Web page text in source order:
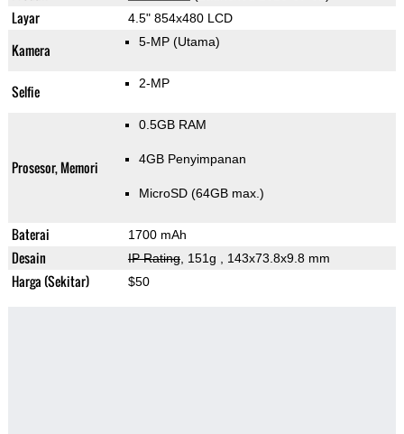
Layar 4.5" 854x480 LCD
Kamera 5-MP (Utama)
Selfie 2-MP
Prosesor, Memori
0.5GB RAM
4GB Penyimpanan
MicroSD (64GB max.)
Baterai 1700 mAh
Desain IP Rating, 151g , 143x73.8x9.8 mm
Harga (Sekitar) $50